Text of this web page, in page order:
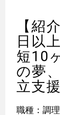
【紹
日以
短10
の夢
立支
職種：調